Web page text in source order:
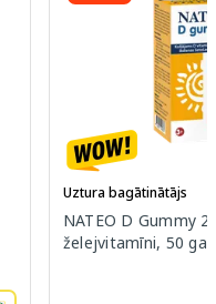
Uztura bagātinātājs
NATEO D Gummy
želejvitamīni, 50